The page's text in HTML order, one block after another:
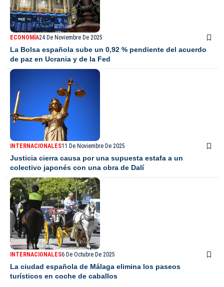
ECONOMÍA24 De Noviembre De 2025
La Bolsa española sube un 0,92 % pendiente del acuerdo
de paz en Ucrania y de la Fed
INTERNACIONALES11 De Noviembre De 2025
Justicia cierra causa por una supuesta estafa a un
colectivo japonés con una obra de Dalí
INTERNACIONALES6 De Octubre De 2025
La ciudad española de Málaga elimina los paseos
turísticos en coche de caballos